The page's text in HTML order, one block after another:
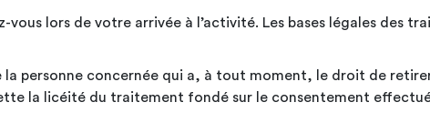
vous lors de votre arrivée à l’activité. Les bases légales des
la personne concernée qui a, à tout moment, le droit de
la licéité du traitement fondé sur le consentement